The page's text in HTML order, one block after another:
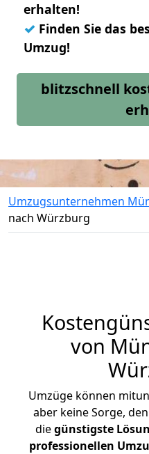
erhalten!
✓ Finden Sie das
Umzug!
blitzschnell
Umzugsunternehmen
nach Würzburg
von
Umzüge können
aber keine Sorge,
diegünstigste
professionellen